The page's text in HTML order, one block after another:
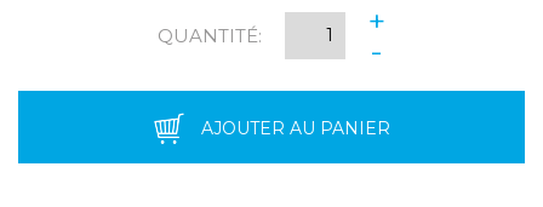
QUANTITÉ:
+
-
AJOUTER AU PANIER